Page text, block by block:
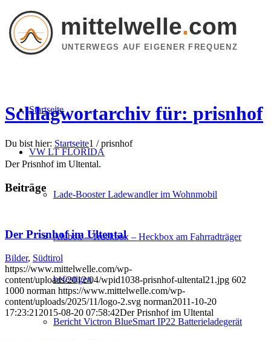
mittelwelle.com
UNTERWEGS AUF EIGENER FREQUENZ
Startseite
VW LT FLORIDA
Lade-Booster Ladewandler im Wohnmobil
Alubox – Truckbox – Heckbox am Fahrradträger
befestigen
Bericht Victron BlueSmart IP22 Batterieladegerät
Schlagwortarchiv für: prisnhof
Du bist hier: Startseite1 / prisnhof
Der Prisnhof im Ultental.
Beiträge
Der Prisnhof im Ultental
Bilder, Südtirol
https://www.mittelwelle.com/wp-
content/uploads/2012/04/wpid1038-prisnhof-ultental21.jpg 602
1000 norman https://www.mittelwelle.com/wp-
content/uploads/2025/11/logo-2.svg norman2011-10-20
17:23:21 2015-08-20 07:58:42Der Prisnhof im Ultental